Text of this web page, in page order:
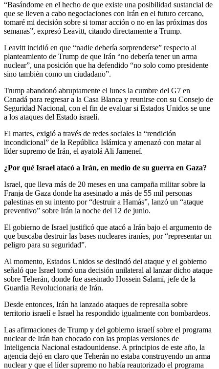
“Basándome en el hecho de que existe una posibilidad sustancial de
que se lleven a cabo negociaciones con Irán en el futuro cercano,
tomaré mi decisión sobre si tomar acción o no en las próximas dos
semanas”, expresó Leavitt, citando directamente a Trump.
Leavitt incidió en que “nadie debería sorprenderse” respecto al
planteamiento de Trump de que Irán “no debería tener un arma
nuclear”, una posición que ha defendido “no solo como presidente
sino también como un ciudadano”.
Trump abandonó abruptamente el lunes la cumbre del G7 en
Canadá para regresar a la Casa Blanca y reunirse con su Consejo de
Seguridad Nacional, con el fin de evaluar si Estados Unidos se une
a los ataques del Estado israelí.
El martes, exigió a través de redes sociales la “rendición
incondicional” de la República Islámica y amenazó con matar al
líder supremo de Irán, el ayatolá Ali Jameneí.
¿Por qué Israel atacó a Irán, en medio de su guerra en Gaza?
Israel, que lleva más de 20 meses en una campaña militar sobre la
Franja de Gaza donde ha asesinado a más de 55 mil personas
palestinas en su intento por “destruir a Hamás”, lanzó un “ataque
preventivo” sobre Irán la noche del 12 de junio.
El gobierno de Israel justificó que atacó a Irán bajo el argumento de
que buscaba destruir las bases nucleares iraníes, por “representar un
peligro para su seguridad”.
Al momento, Estados Unidos se deslindó del ataque y el gobierno
señaló que Israel tomó una decisión unilateral al lanzar dicho ataque
sobre Teherán, donde fue asesinado Hossein Salamí, jefe de la
Guardia Revolucionaria de Irán.
Desde entonces, Irán ha lanzado ataques de represalia sobre
territorio israelí e Israel ha respondido igualmente con bombardeos.
Las afirmaciones de Trump y del gobierno israelí sobre el programa
nuclear de Irán han chocado con las propias versiones de
Inteligencia Nacional estadounidense. A principios de este año, la
agencia dejó en claro que Teherán no estaba construyendo un arma
nuclear y que el líder supremo no había reautorizado el programa